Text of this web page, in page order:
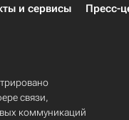
и сервисы Пресс-
связи,
коммуникаций